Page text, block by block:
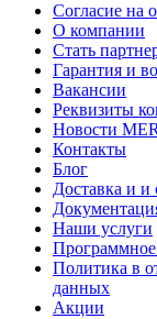
Согласие на
О компании
Стать
Гарантия и
Вакансии
Реквизиты
Новости
Контакты
Блог
Доставка и и
Наши услуги
Программное
Политика в
данных
Акции